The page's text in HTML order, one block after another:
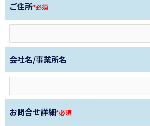
ご住所*必須
会社名/事業所名
お問合せ詳細*必須